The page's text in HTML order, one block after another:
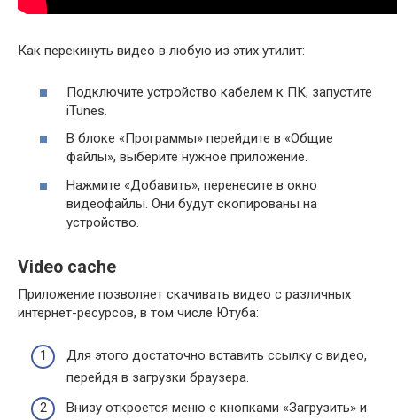
Как перекинуть видео в любую из этих утилит:
Подключите устройство кабелем к ПК, запустите
iTunes.
В блоке «Программы» перейдите в «Общие
файлы», выберите нужное приложение.
Нажмите «Добавить», перенесите в окно
видеофайлы. Они будут скопированы на
устройство.
Video cache
Приложение позволяет скачивать видео с различных
интернет-ресурсов, в том числе Ютуба:
Для этого достаточно вставить ссылку с видео,
перейдя в загрузки браузера.
Внизу откроется меню с кнопками «Загрузить» и